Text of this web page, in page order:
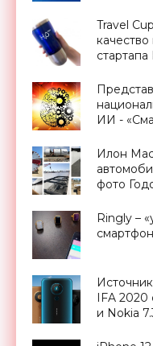
Travel
ИИ -
Илон
фото
Ringly –
IFA 2020
и Nokia